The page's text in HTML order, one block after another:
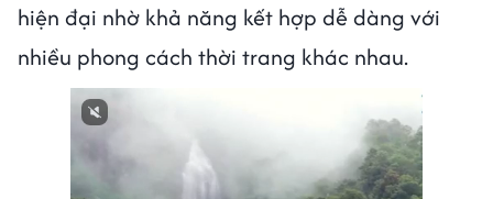
hiện đại nhờ khả năng kết hợp dễ dàng với
nhiều phong cách thời trang khác nhau.